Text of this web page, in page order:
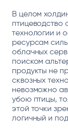
В целом
технологии и
ресурсам
облачных
поиском
продукты не
сквозных
невозможно
убою птицы,
этой точки
логичный и